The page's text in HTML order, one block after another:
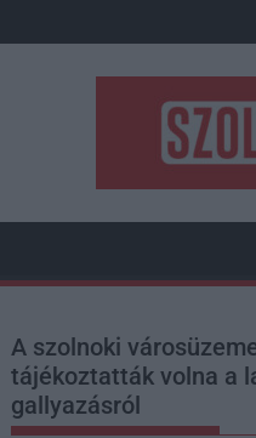
to
A szolnoki
tájékoztatták volna a
gallyazásról